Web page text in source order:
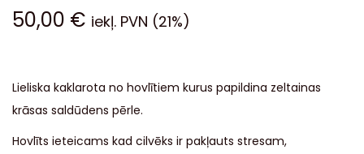
50,00 € iekļ. PVN (21%)
Lieliska kaklarota no hovlītiem kurus papildina zeltainas
krāsas saldūdens pērle.
Hovlīts ieteicams kad cilvēks ir pakļauts stresam,